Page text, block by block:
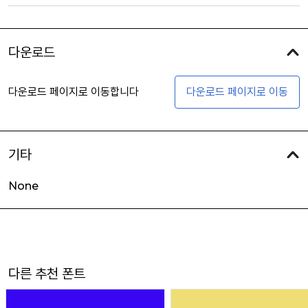
다운로드
다운로드 페이지로 이동합니다 다운로드 페이지로 이동
기타
None
다른 추천 폰트